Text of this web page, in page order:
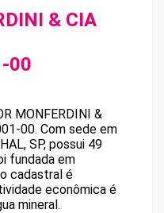
& CIA
00
MONFERDINI &
00. Com sede em
SP, possui 49
fundada em
cadastral é
econômica é
mineral.